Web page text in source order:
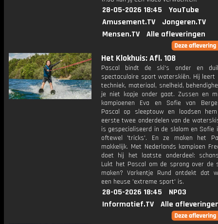
28-05-2026 18:45
YouTube
Amusement.TV
Jongeren.TV
Mensen.TV
Alle afleveringen
Het Klokhuis: Afl. 108
Pascal bindt de ski's onder en
spectaculaire sport waterskiën. Hij leert
techniek, materiaal, snelheid,
je niet kopje onder gaat. Zussen en
kampioenen Eva en Sofie van
Pascal op sleeptouw en loodsen
eerste twee onderdelen van de
is gespecialiseerd in de slalom en Sofie
oftewel 'tricks'. En ze maken het
makkelijk. Met Nederlands kampioen
doet hij het laatste onderdeel:
Lukt het Pascal om de sprong over de
maken? Varkentje Rund ontdekt dat
een heuse 'extreme sport' is.
28-05-2026 18:45
NPO3
Informatief.TV
Alle